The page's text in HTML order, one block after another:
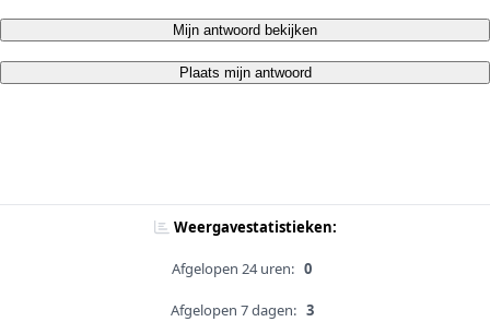
Mijn antwoord bekijken
Plaats mijn antwoord
Weergavestatistieken:
Afgelopen 24 uren: 0
Afgelopen 7 dagen: 3